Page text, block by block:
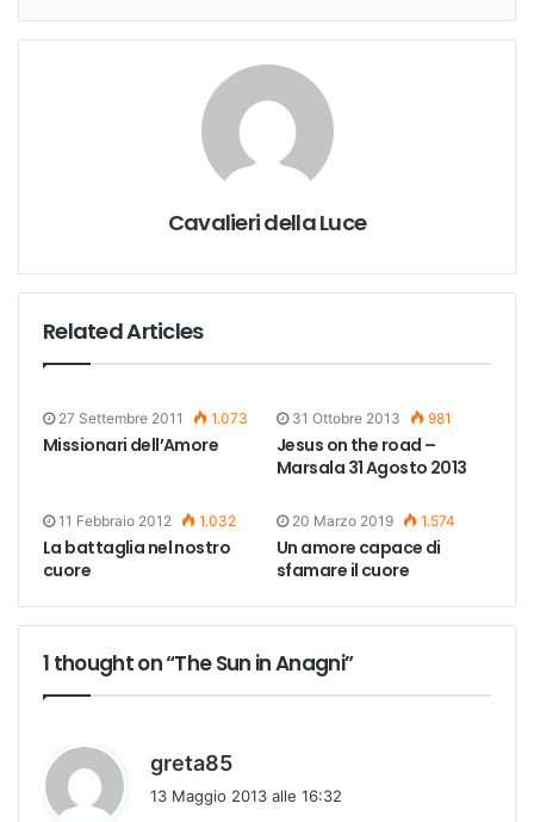
Cavalieri della Luce
Related Articles
27 Settembre 2011 1.073
Missionari dell’Amore
31 Ottobre 2013 981
Jesus on the road –
Marsala 31 Agosto 2013
11 Febbraio 2012 1.032
La battaglia nel nostro
cuore
20 Marzo 2019 1.574
Un amore capace di
sfamare il cuore
1 thought on “The Sun in Anagni”
greta85
13 Maggio 2013 alle 16:32